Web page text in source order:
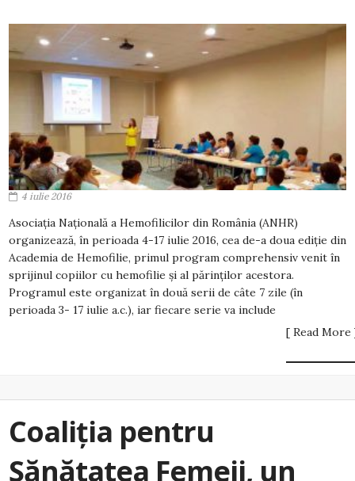
4 iulie 2016
Asociația Națională a Hemofilicilor din România (ANHR)
organizează, în perioada 4-17 iulie 2016, cea de-a doua ediție din
Academia de Hemofilie, primul program comprehensiv venit în
sprijinul copiilor cu hemofilie și al părinților acestora.
Programul este organizat în două serii de câte 7 zile (în
perioada 3- 17 iulie a.c.), iar fiecare serie va include
[ Read More
Coaliţia pentru
Sănătatea Femeii, un